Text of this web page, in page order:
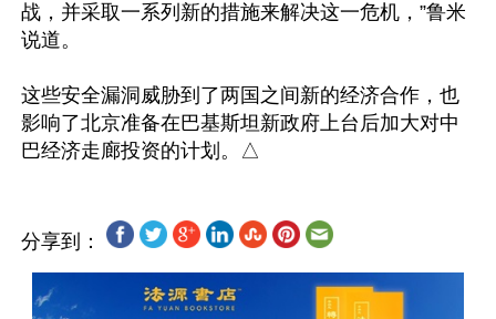
战，并采取一系列新的措施来解决这一危机，”鲁米
说道。
这些安全漏洞威胁到了两国之间新的经济合作，也
影响了北京准备在巴基斯坦新政府上台后加大对中
分享到：